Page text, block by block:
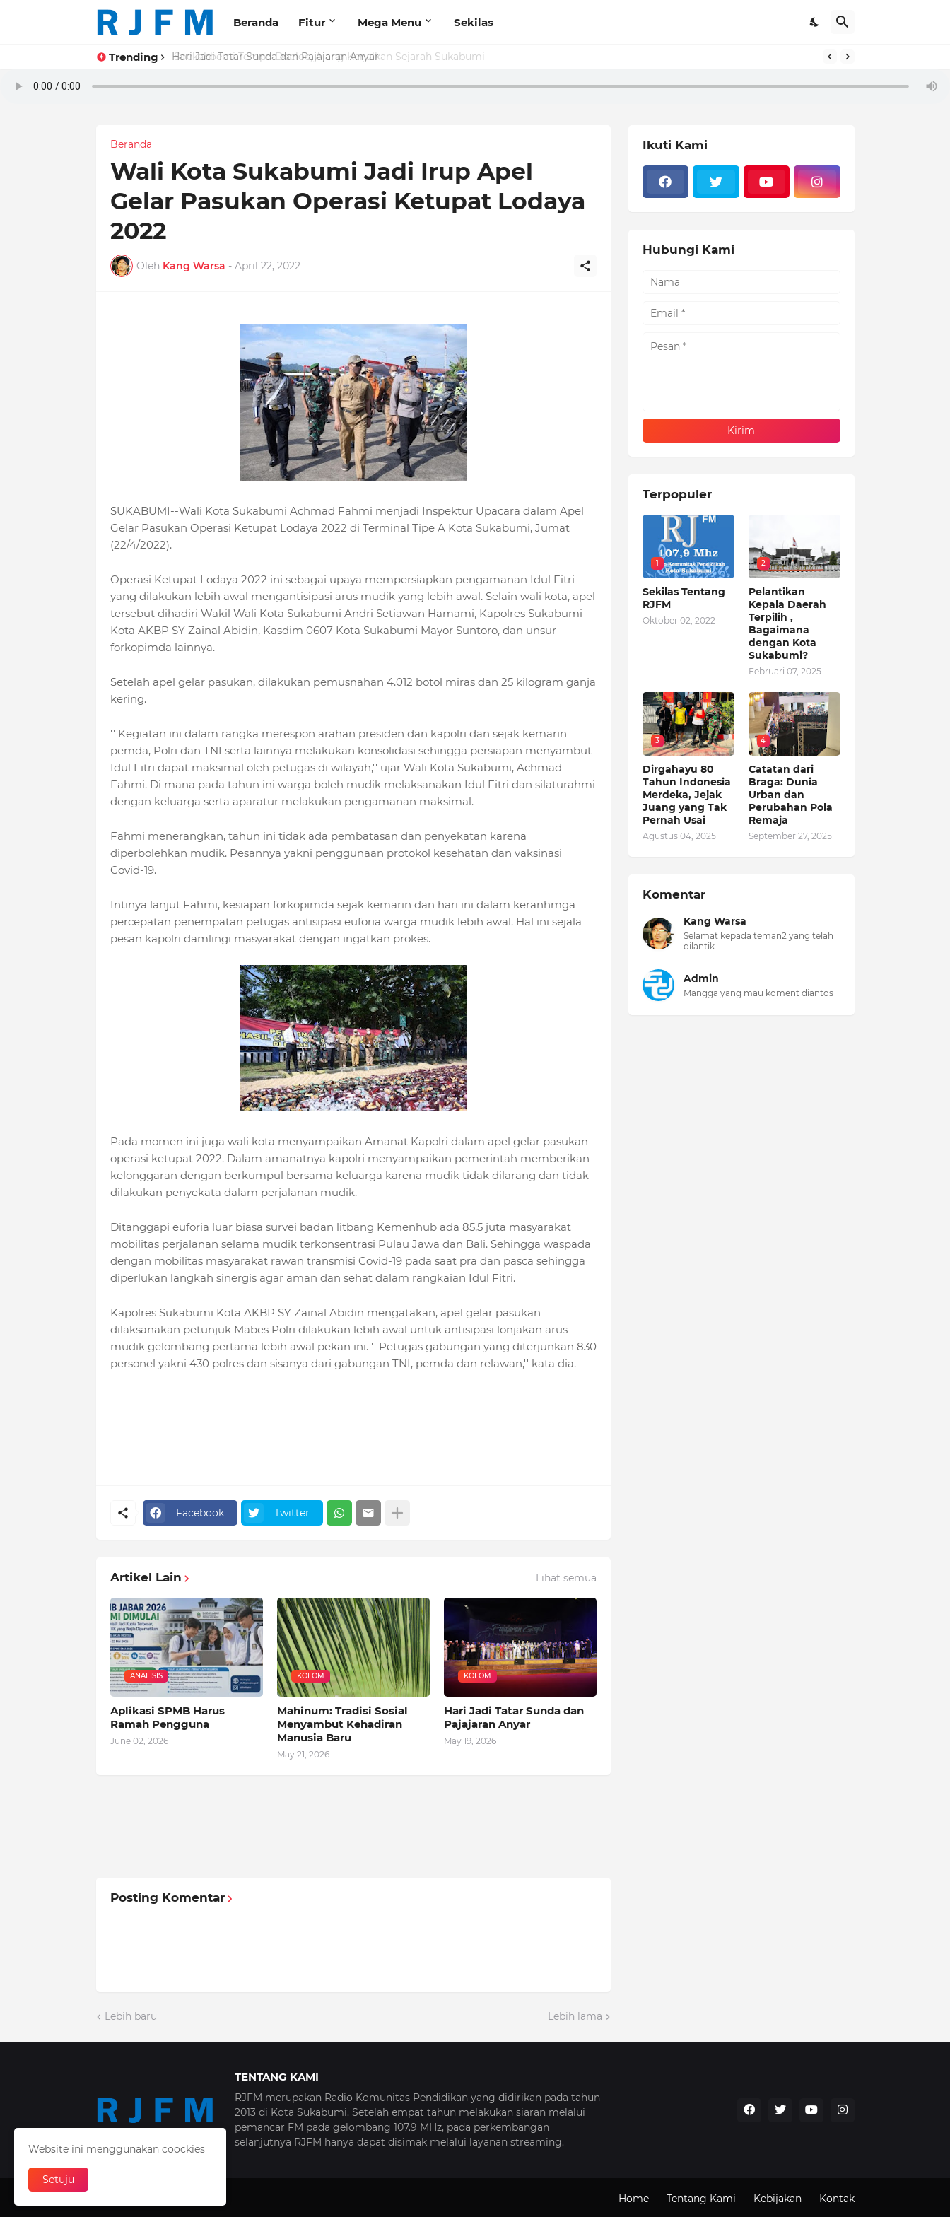
Beranda Fitur Mega Menu Sekilas
Trending Soekaboemi Tempo Doeloe, Ajang Kenalkan Sejarah Sukabumi
Beranda
Wali Kota Sukabumi Jadi Irup Apel
Gelar Pasukan Operasi Ketupat Lodaya
2022
Oleh Kang Warsa - April 22, 2022
SUKABUMI--Wali Kota Sukabumi Achmad Fahmi menjadi Inspektur Upacara dalam Apel
Gelar Pasukan Operasi Ketupat Lodaya 2022 di Terminal Tipe A Kota Sukabumi, Jumat
(22/4/2022).
Operasi Ketupat Lodaya 2022 ini sebagai upaya mempersiapkan pengamanan Idul Fitri
yang dilakukan lebih awal mengantisipasi arus mudik yang lebih awal. Selain wali kota, apel
tersebut dihadiri Wakil Wali Kota Sukabumi Andri Setiawan Hamami, Kapolres Sukabumi
Kota AKBP SY Zainal Abidin, Kasdim 0607 Kota Sukabumi Mayor Suntoro, dan unsur
forkopimda lainnya.
Setelah apel gelar pasukan, dilakukan pemusnahan 4.012 botol miras dan 25 kilogram ganja
kering.
'' Kegiatan ini dalam rangka merespon arahan presiden dan kapolri dan sejak kemarin
pemda, Polri dan TNI serta lainnya melakukan konsolidasi sehingga persiapan menyambut
Idul Fitri dapat maksimal oleh petugas di wilayah,'' ujar Wali Kota Sukabumi, Achmad
Fahmi. Di mana pada tahun ini warga boleh mudik melaksanakan Idul Fitri dan silaturahmi
dengan keluarga serta aparatur melakukan pengamanan maksimal.
Fahmi menerangkan, tahun ini tidak ada pembatasan dan penyekatan karena
diperbolehkan mudik. Pesannya yakni penggunaan protokol kesehatan dan vaksinasi
Covid-19.
Intinya lanjut Fahmi, kesiapan forkopimda sejak kemarin dan hari ini dalam keranhmga
percepatan penempatan petugas antisipasi euforia warga mudik lebih awal. Hal ini sejala
pesan kapolri damlingi masyarakat dengan ingatkan prokes.
Pada momen ini juga wali kota menyampaikan Amanat Kapolri dalam apel gelar pasukan
operasi ketupat 2022. Dalam amanatnya kapolri menyampaikan pemerintah memberikan
kelonggaran dengan berkumpul bersama keluarga karena mudik tidak dilarang dan tidak
dilakukan penyekata dalam perjalanan mudik.
Ditanggapi euforia luar biasa survei badan litbang Kemenhub ada 85,5 juta masyarakat
mobilitas perjalanan selama mudik terkonsentrasi Pulau Jawa dan Bali. Sehingga waspada
dengan mobilitas masyarakat rawan transmisi Covid-19 pada saat pra dan pasca sehingga
diperlukan langkah sinergis agar aman dan sehat dalam rangkaian Idul Fitri.
Kapolres Sukabumi Kota AKBP SY Zainal Abidin mengatakan, apel gelar pasukan
dilaksanakan petunjuk Mabes Polri dilakukan lebih awal untuk antisipasi lonjakan arus
mudik gelombang pertama lebih awal pekan ini. '' Petugas gabungan yang diterjunkan 830
personel yakni 430 polres dan sisanya dari gabungan TNI, pemda dan relawan,'' kata dia.
Facebook Twitter
Artikel Lain Lihat semua
ANALISIS
Aplikasi SPMB Harus
Ramah Pengguna
June 02, 2026
KOLOM
Mahinum: Tradisi Sosial
Menyambut Kehadiran
Manusia Baru
May 21, 2026
KOLOM
Hari Jadi Tatar Sunda dan
Pajajaran Anyar
May 19, 2026
Posting Komentar
Lebih baru Lebih lama
Ikuti Kami
Hubungi Kami
Terpopuler
1
Sekilas Tentang
RJFM
Oktober 02, 2022
2
Pelantikan
Kepala Daerah
Terpilih ,
Bagaimana
dengan Kota
Sukabumi?
Februari 07, 2025
3
Dirgahayu 80
Tahun Indonesia
Merdeka, Jejak
Juang yang Tak
Pernah Usai
Agustus 04, 2025
4
Catatan dari
Braga: Dunia
Urban dan
Perubahan Pola
Remaja
September 27, 2025
Komentar
Kang Warsa
Selamat kepada teman2 yang telah
dilantik
Admin
Mangga yang mau koment diantos
TENTANG KAMI
RJFM merupakan Radio Komunitas Pendidikan yang didirikan pada tahun
2013 di Kota Sukabumi. Setelah empat tahun melakukan siaran melalui
pemancar FM pada gelombang 107.9 MHz, pada perkembangan
selanjutnya RJFM hanya dapat disimak melalui layanan streaming.
Home Tentang Kami Kebijakan Kontak
Website ini menggunakan coockies
Setuju